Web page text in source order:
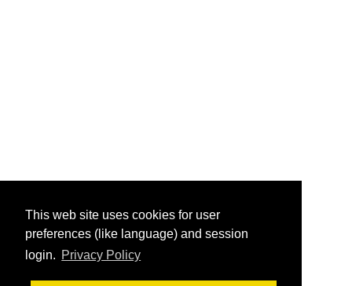
This web site uses cookies for user
preferences (like language) and session
login. Privacy Policy